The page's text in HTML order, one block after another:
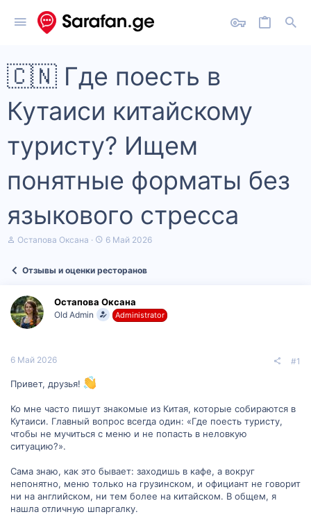
🇨🇳 Где поесть в
Кутаиси китайскому
туристу? Ищем
понятные форматы без
языкового стресса
А
т
е
м
ы
Остапова Оксана
Д
а
ч
а
6 Май 2026
Отзывы и оценки ресторанов
Остапова Оксана
Old Admin Administrator
6 Май 2026 #1
Привет, друзья!
Ко мне часто пишут знакомые из Китая, которые собираются в
Кутаиси. Главный вопрос всегда один: «Где поесть туристу,
чтобы не мучиться с меню и не попасть в неловкую
ситуацию?».
Сама знаю, как это бывает: заходишь в кафе, а вокруг
непонятно, меню только на грузинском, и официант не говорит
ни на английском, ни тем более на китайском. В общем, я
нашла отличную шпаргалку.